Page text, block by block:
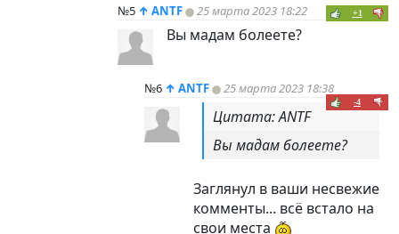
№5 ↑ ANTF 25 марта 2023 18:22 +1
Вы мадам болеете?
№6 ↑ ANTF 25 марта 2023 18:38
-4
Цитата: ANTF
Вы мадам болеете?
Заглянул в ваши несвежие
комменты... всё встало на
свои места